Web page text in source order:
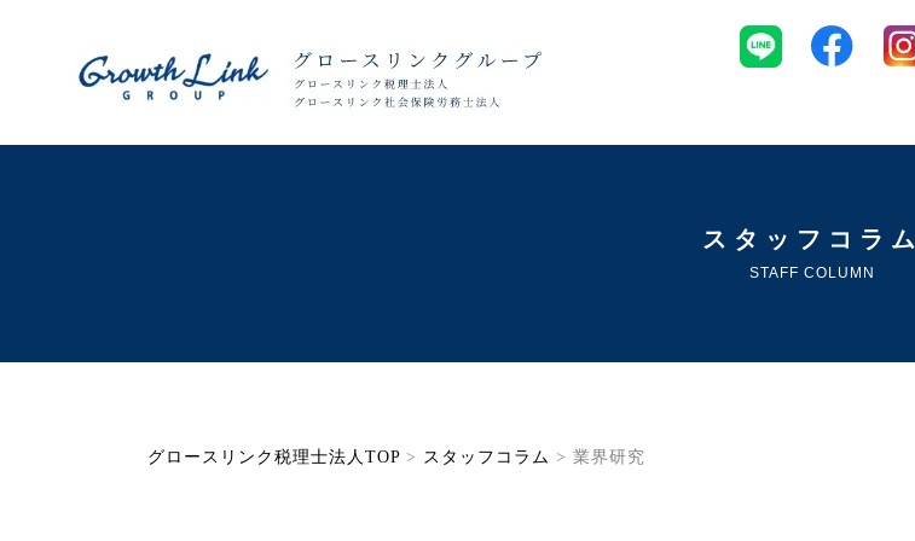
スタッフコラム
STAFF COLUMN
グロースリンク税理士法人TOP > スタッフコラム > 業界研究